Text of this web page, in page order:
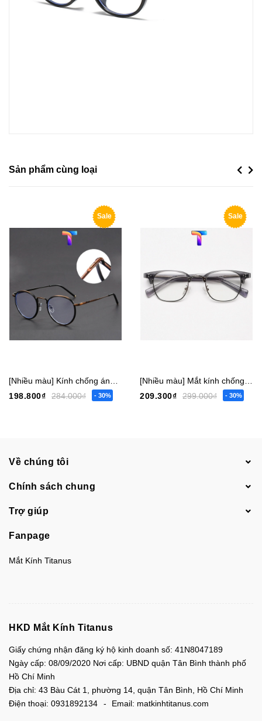
Sản phẩm cùng loại Previous
Sale
[Nhiều màu] Kính chống ánh sáng xanh tròn nam nữ 1032
198.800₫
284.000₫ - 30%
Sale
[Nhiều màu] Mắt kính chống ánh sáng xanh vuông nam nữ 1043
209.300₫
299.000₫ - 30%
Next
Về chúng tôi
Chính sách chung
Trợ giúp
Fanpage
Mắt Kính Titanus
HKD Mắt Kính Titanus
Giấy chứng nhận đăng ký hộ kinh doanh số: 41N8047189
Ngày cấp: 08/09/2020 Nơi cấp: UBND quận Tân Bình thành phố
Hồ Chí Minh
Địa chỉ: 43 Bàu Cát 1, phường 14, quận Tân Bình, Hồ Chí Minh
Điện thoại: 0931892134 Email: matkinhtitanus.com